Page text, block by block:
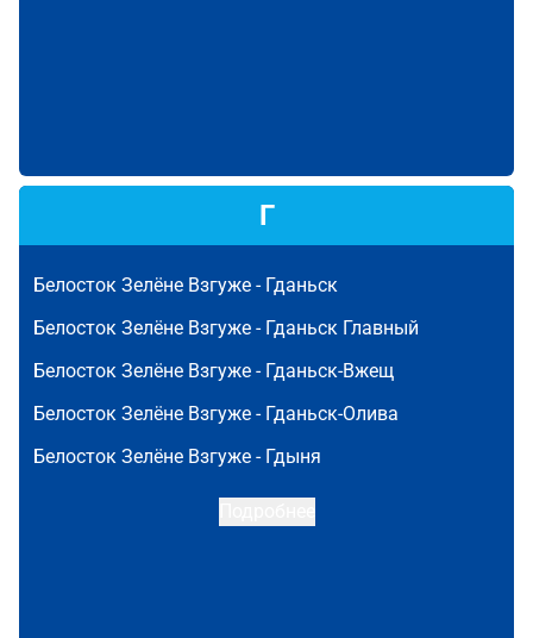
Г
Белосток Зелёне Взгуже - Гданьск
Белосток Зелёне Взгуже - Гданьск Главный
Белосток Зелёне Взгуже - Гданьск-Вжещ
Белосток Зелёне Взгуже - Гданьск-Олива
Белосток Зелёне Взгуже - Гдыня